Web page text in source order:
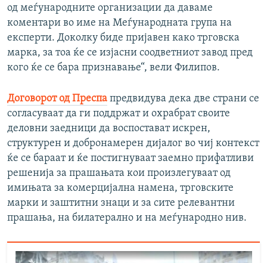
од меѓународните организации да даваме
коментари во име на Меѓународната група на
експерти. Доколку биде пријавен како трговска
марка, за тоа ќе се изјасни соодветниот завод пред
кого ќе се бара признавање“, вели Филипов.
Договорот од Преспа предвидува дека две страни се
согласуваат да ги поддржат и охрабрат своите
деловни заедници да воспостават искрен,
структурен и добронамерен дијалог во чиј контекст
ќе се бараат и ќе постигнуваат заемно прифатливи
решенија за прашањата кои произлегуваат од
имињата за комерцијална намена, трговските
марки и заштитни знаци и за сите релевантни
прашања, на билатерално и на меѓународно нив.